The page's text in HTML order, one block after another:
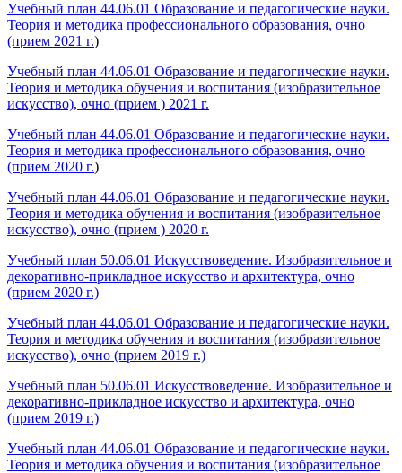
Учебный план 44.06.01 Образование и педагогические науки.
Теория и методика профессионального образования, очно
(прием 2021 г.)
Учебный план 44.06.01 Образование и педагогические науки.
Теория и методика обучения и воспитания (изобразительное
искусство), очно (прием ) 2021 г.
Учебный план 44.06.01 Образование и педагогические науки.
Теория и методика профессионального образования, очно
(прием 2020 г.)
Учебный план 44.06.01 Образование и педагогические науки.
Теория и методика обучения и воспитания (изобразительное
искусство), очно (прием ) 2020 г.
Учебный план 50.06.01 Искусствоведение. Изобразительное и
декоративно-прикладное искусство и архитектура, очно
(прием 2020 г.)
Учебный план 44.06.01 Образование и педагогические науки.
Теория и методика обучения и воспитания (изобразительное
искусство), очно (прием 2019 г.)
Учебный план 50.06.01 Искусствоведение. Изобразительное и
декоративно-прикладное искусство и архитектура, очно
(прием 2019 г.)
Учебный план 44.06.01 Образование и педагогические науки.
Теория и методика обучения и воспитания (изобразительное